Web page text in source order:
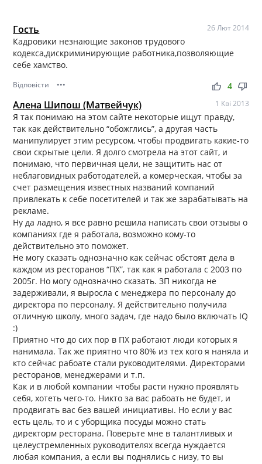
Гость 26 Лют 2014
Кадровики незнающие законов трудового
кодекса,дискриминирующие работника,позволяющие
себе хамство.
Відповісти ••• thumb_up thumb_down
4
Алена Шипош (Матвейчук) 1 Кві 2013
Я так понимаю на этом сайте некоторые ищут правду,
так как действительно “обожглись”, а другая часть
манипулирует этим ресурсом, чтобы продвигать какие-то
свои скрытые цели. Я долго смотрела на этот сайт, и
понимаю, что первичная цели, не защитить нас от
неблаговидных работодателей, а комерческая, чтобы за
счет размещения известных названий компаний
привлекать к себе посетителей и так же зарабатывать на
рекламе.
Ну да ладно, я все равно решила написать свои отзывы о
компаниях где я работала, возможно кому-то
действительно это поможет.
Не могу сказать однозначно как сейчас обстоят дела в
каждом из ресторанов “ПХ”, так как я работала с 2003 по
2005г. Но могу однозначно сказать. ЗП никогда не
задерживали, я выросла с менеджера по персоналу до
директора по персоналу. Я действительно получила
отличную школу, много задач, где надо было включать IQ
:)
Приятно что до сих пор в ПХ работают люди которых я
нанимала. Так же приятно что 80% из тех кого я наняла и
кто сейчас рабоате стали руководителями. Директорами
ресторанов, менеджерами и т.п.
Как и в любой компании чтобы расти нужно проявлять
себя, хотеть чего-то. Никто за вас рабоать не будет, и
продвигать вас без вашей инициативы. Но если у вас
есть цель, то и с уборщика посуды можно стать
директорм ресторана. Поверьте мне в талантливых и
целеустремленных руководителях всегда нуждается
любая компания, а если вы поднялись с низу, то вы